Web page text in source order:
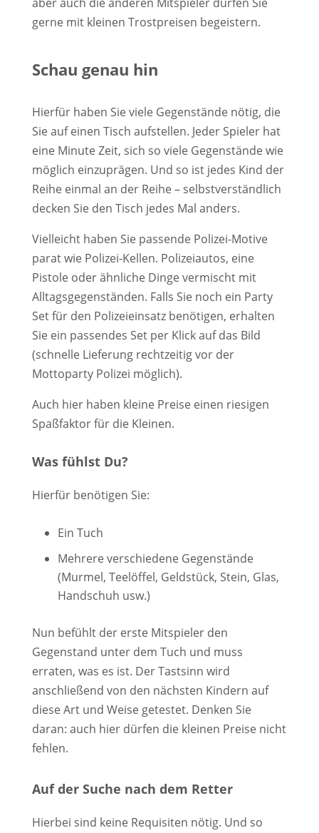
gerne mit kleinen Trostpreisen begeistern.
Schau genau hin
Hierfür haben Sie viele Gegenstände nötig, die
Sie auf einen Tisch aufstellen. Jeder Spieler hat
eine Minute Zeit, sich so viele Gegenstände wie
möglich einzuprägen. Und so ist jedes Kind der
Reihe einmal an der Reihe – selbstverständlich
decken Sie den Tisch jedes Mal anders.
Vielleicht haben Sie passende Polizei-Motive
parat wie Polizei-Kellen. Polizeiautos, eine
Pistole oder ähnliche Dinge vermischt mit
Alltagsgegenständen. Falls Sie noch ein Party
Set für den Polizeieinsatz benötigen, erhalten
Sie ein passendes Set per Klick auf das Bild
(schnelle Lieferung rechtzeitig vor der
Mottoparty Polizei möglich).
Auch hier haben kleine Preise einen riesigen
Spaßfaktor für die Kleinen.
Was fühlst Du?
Hierfür benötigen Sie:
Ein Tuch
Mehrere verschiedene Gegenstände
(Murmel, Teelöffel, Geldstück, Stein, Glas,
Handschuh usw.)
Nun befühlt der erste Mitspieler den
Gegenstand unter dem Tuch und muss
erraten, was es ist. Der Tastsinn wird
anschließend von den nächsten Kindern auf
diese Art und Weise getestet. Denken Sie
daran: auch hier dürfen die kleinen Preise nicht
fehlen.
Auf der Suche nach dem Retter
Hierbei sind keine Requisiten nötig. Und so